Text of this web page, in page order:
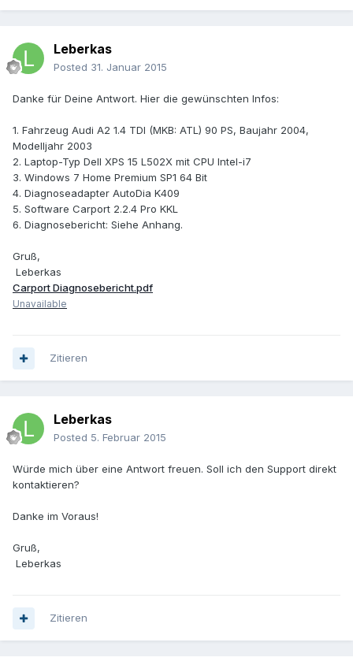
Leberkas
Posted 31. Januar 2015
Danke für Deine Antwort. Hier die gewünschten Infos:
1. Fahrzeug Audi A2 1.4 TDI (MKB: ATL) 90 PS, Baujahr 2004,
Modelljahr 2003
2. Laptop-Typ Dell XPS 15 L502X mit CPU Intel-i7
3. Windows 7 Home Premium SP1 64 Bit
4. Diagnoseadapter AutoDia K409
5. Software Carport 2.2.4 Pro KKL
6. Diagnosebericht: Siehe Anhang.
Gruß,
Leberkas
Carport Diagnosebericht.pdf
Unavailable
Zitieren
Leberkas
Posted 5. Februar 2015
Würde mich über eine Antwort freuen. Soll ich den Support direkt
kontaktieren?
Danke im Voraus!
Gruß,
Leberkas
Zitieren